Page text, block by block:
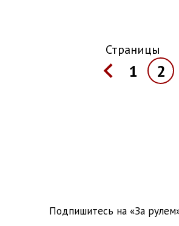
Страницы
1 2
Подпишитесь на «За